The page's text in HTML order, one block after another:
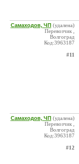
Самаходов, ЧП (удалена)
Перевозчик ,
Волгоград
Код:3963187
#11
Самаходов, ЧП (удалена)
Перевозчик ,
Волгоград
Код:3963187
#12